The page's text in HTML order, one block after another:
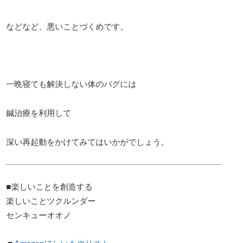
などなど、悪いことづくめです。
一晩寝ても解決しない体のバグには
鍼治療を利用して
深い再起動をかけてみてはいかがでしょう。
■楽しいことを創造する
楽しいことツクルンダー
センキューオオノ